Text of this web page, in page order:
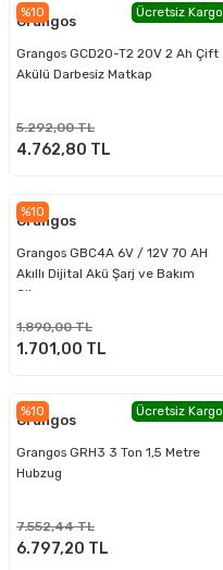
%10 Ücretsiz Kargo
Grangos
Grangos GCD20-T2 20V 2 Ah Çift
Akülü Darbesiz Matkap
5.292,00 TL
4.762,80 TL
%10
Grangos
Grangos GBC4A 6V / 12V 70 AH
Akıllı Dijital Akü Şarj ve Bakım
Cihazı
1.890,00 TL
1.701,00 TL
%10 Ücretsiz Kargo
Grangos
Grangos GRH3 3 Ton 1,5 Metre
Hubzug
7.552,44 TL
6.797,20 TL